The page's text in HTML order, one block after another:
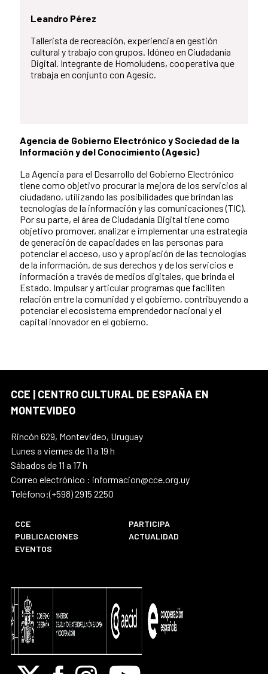
Leandro Pérez
Tallerista de recreación, experiencia en gestión
cultural y trabajo con grupos. Idóneo en Ciudadanía
Digital. Integrante de Homoludens, cooperativa que
trabaja en conjunto con Agesic.
Agencia de Gobierno Electrónico y Sociedad de la
Información y del Conocimiento (Agesic)
La Agencia para el Desarrollo del Gobierno Electrónico
tiene como objetivo procurar la mejora de los servicios al
ciudadano, utilizando las posibilidades que brindan las
tecnologías de la información y las comunicaciones (TIC).
Por su parte, el área de Ciudadanía Digital tiene como
objetivo promover, analizar e implementar una estrategia
de generación de capacidades en las personas para
potenciar el acceso, uso y apropiación de las tecnologías
de la información, de sus derechos y de los servicios e
información a través de medios digitales, que brinda el
Estado. Impulsar y articular programas que faciliten
relación entre la comunidad y el gobierno, contribuyendo a
potenciar el ecosistema emprendedor nacional y el
capital innovador en el gobierno.
CCE | CENTRO CULTURAL DE ESPAÑA EN
MONTEVIDEO
Rincón 629, Montevideo, Uruguay
Lunes a viernes de 11 a 19 h
Sábados de 11 a 17 h
Correo electrónico : informacion@cce.org.uy
Teléfono:(+598) 2915 2250
CCE
PARTICIPA
PUBLICACIONES
ACTUALIDAD
EVENTOS